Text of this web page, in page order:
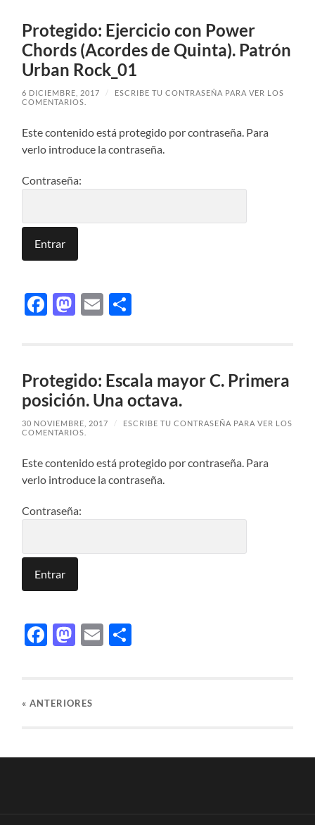
Protegido: Ejercicio con Power
Chords (Acordes de Quinta). Patrón
Urban Rock_01
6 DICIEMBRE, 2017 /
ESCRIBE TU CONTRASEÑA PARA VER LOS
COMENTARIOS.
Este contenido está protegido por contraseña. Para
verlo introduce la contraseña.
Contraseña:
Facebook
Mastodon
Email
Protegido: Escala mayor C. Primera
posición. Una octava.
30 NOVIEMBRE, 2017 /
ESCRIBE TU CONTRASEÑA PARA VER LOS
COMENTARIOS.
Este contenido está protegido por contraseña. Para
verlo introduce la contraseña.
Contraseña:
Facebook
Mastodon
Email
«ANTERIORES